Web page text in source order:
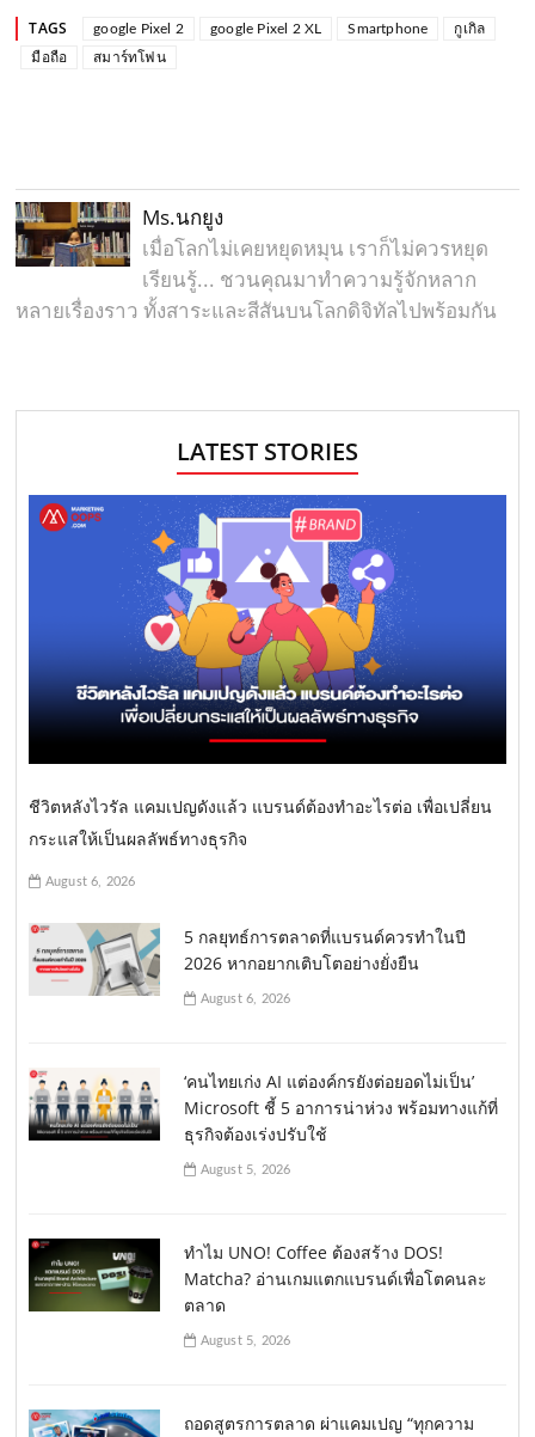
TAGS google Pixel 2 google Pixel 2 XL Smartphone
กูเกิล
มือถือ
สมาร์ทโฟน
Ms.นกยูง
เมื่อโลกไม่เคยหยุดหมุน เราก็ไม่ควรหยุด
เรียนรู้... ชวนคุณมาทำความรู้จักหลาก
หลายเรื่องราว ทั้งสาระและสีสันบนโลกดิจิทัลไปพร้อมกัน
LATEST STORIES
ชีวิตหลังไวรัล แคมเปญดังแล้ว แบรนด์ต้องทำอะไรต่อ เพื่อเปลี่ยน
กระแสให้เป็นผลลัพธ์ทางธุรกิจ
August 6, 2026
5 กลยุทธ์การตลาดที่แบรนด์ควรทำในปี
2026 หากอยากเติบโตอย่างยั่งยืน
August 6, 2026
‘คนไทยเก่ง AI แต่องค์กรยังต่อยอดไม่เป็น’
Microsoft ชี้ 5 อาการน่าห่วง พร้อมทางแก้ที่
ธุรกิจต้องเร่งปรับใช้
August 5, 2026
ทำไม UNO! Coffee ต้องสร้าง DOS!
Matcha? อ่านเกมแตกแบรนด์เพื่อโตคนละ
ตลาด
August 5, 2026
ถอดสูตรการตลาด ผ่าแคมเปญ “ทุกความ